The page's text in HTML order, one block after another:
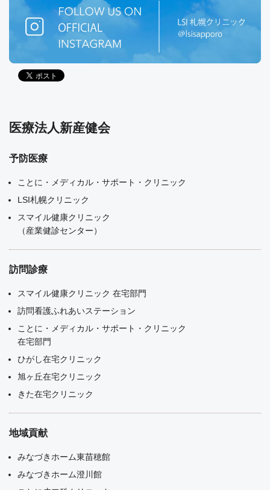
医療法人新産健会
予防医療
ことに・メディカル・サポート・クリニック
LSI札幌クリニック
スマイル健康クリニック
（産業健診センター）
訪問診療
スマイル健康クリニック 在宅部門
訪問看護ふれあいステーション
ことに・メディカル・サポート・クリニック
在宅部門
ひがし在宅クリニック
旭ヶ丘在宅クリニック
きた在宅クリニック
地域貢献
みなづきホーム東苗穂館
みなづきホーム澄川館